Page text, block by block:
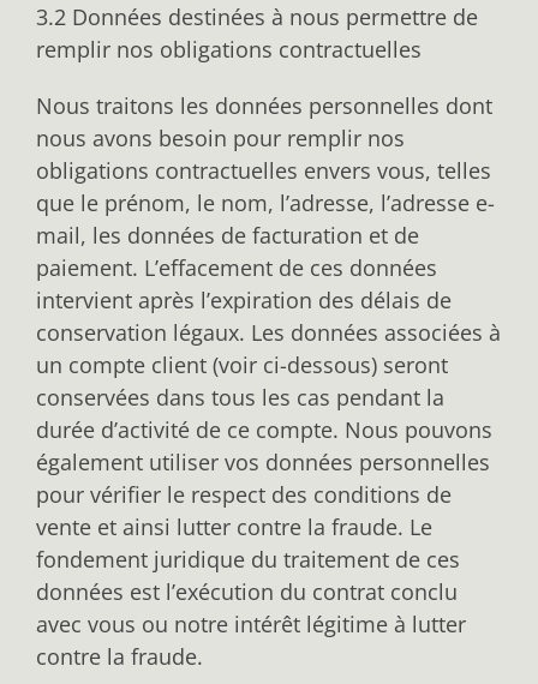
3.2 Données destinées à nous permettre de
remplir nos obligations contractuelles
Nous traitons les données personnelles dont
nous avons besoin pour remplir nos
obligations contractuelles envers vous, telles
que le prénom, le nom, l’adresse, l’adresse e-
mail, les données de facturation et de
paiement. L’effacement de ces données
intervient après l’expiration des délais de
conservation légaux. Les données associées à
un compte client (voir ci-dessous) seront
conservées dans tous les cas pendant la
durée d’activité de ce compte. Nous pouvons
également utiliser vos données personnelles
pour vérifier le respect des conditions de
vente et ainsi lutter contre la fraude. Le
fondement juridique du traitement de ces
données est l’exécution du contrat conclu
avec vous ou notre intérêt légitime à lutter
contre la fraude.